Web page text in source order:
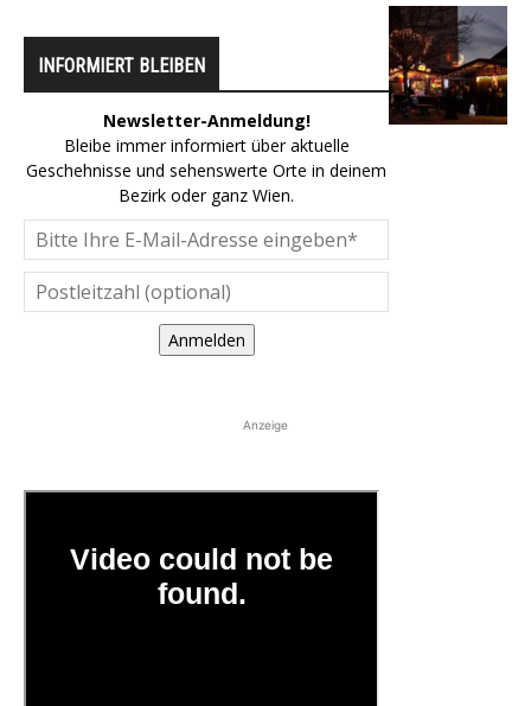
INFORMIERT BLEIBEN
Newsletter-Anmeldung!
Bleibe immer informiert über aktuelle
Geschehnisse und sehenswerte Orte in deinem
Bezirk oder ganz Wien.
Anmelden
Anzeige